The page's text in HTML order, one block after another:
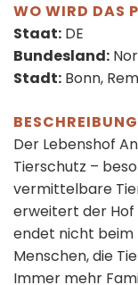
WO WIRD DAS
Staat: DE
Bundesland:
Stadt: Bonn,
Der Lebenshof
Tierschutz –
vermittelbare
erweitert der Hof
endet nicht beim
Menschen, die
Immer mehr